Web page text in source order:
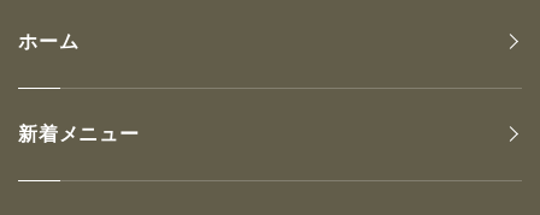
ホーム
新着メニュー